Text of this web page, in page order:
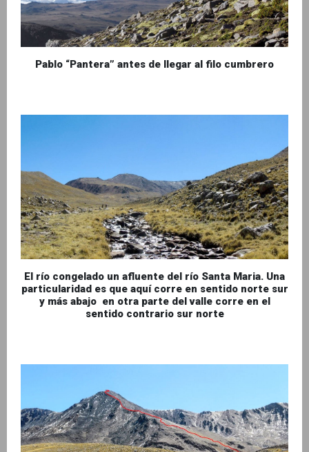
Pablo “Pantera” antes de llegar al filo cumbrero
El río congelado un afluente del río Santa Maria. Una
particularidad es que aquí corre en sentido norte sur
y más abajo en otra parte del valle corre en el
sentido contrario sur norte